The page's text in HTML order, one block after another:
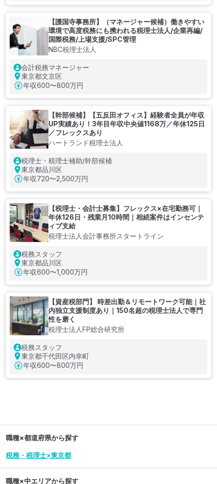
【護国寺事務所】（マネージャー候補）働きやすい
環境で高度税務にも携われる税理士法人/企業再編/
国際税務/上場支援/SPC管理
NBC税理士法人
会計税務マネージャー
東京都文京区
年収600〜800万円
【幹部候補】【五反田オフィス】経験者全員が年収
UP実績あり！3年目年収中央値1168万／年休125日
／フレックスあり
ハートランド税理士法人
税理士・税理士補助/幹部候補
東京都品川区
年収720〜2,500万円
【税理士・会計士募集】フレックス×在宅勤務可｜
年休126日・残業月10時間｜相続案件はインセンテ
ィブ支給
税理士法人会計事務所スタートライン
税務スタッフ
東京都品川区
年収600〜1,000万円
【資産税部門】 時差出勤＆リモートワーク可能｜社
内独立支援制度あり｜150名超の税理士法人で専門
性を磨く
税理士法人FP総合研究所
税務スタッフ
東京都千代田区内幸町
年収600〜800万円
職種×都道府県から探す
税務・税理士×東京都
職種×中エリアから探す